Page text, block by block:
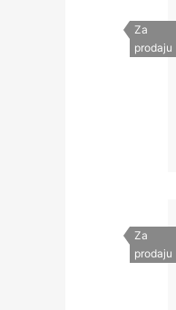
Za
prodaju
Za
prodaju